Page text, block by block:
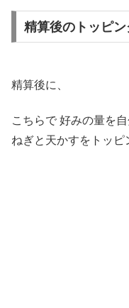
精算後のトッピン
精算後に、
こちらで 好みの量を
ねぎと天かすをトッピ